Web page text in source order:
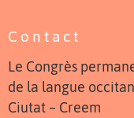
Contact
Le Congrès
de la langue
Ciutat – Creem